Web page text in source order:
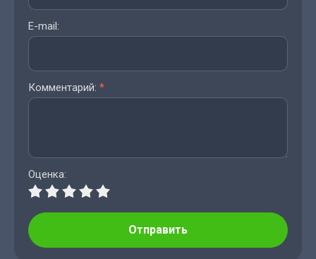
E-mail:
Комментарий: *
Оценка:
Отправить